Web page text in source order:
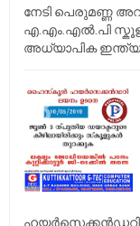
നേടി പെരുമണ്ണ
എ.എം.എൽ.പി
അധ്യാപിക